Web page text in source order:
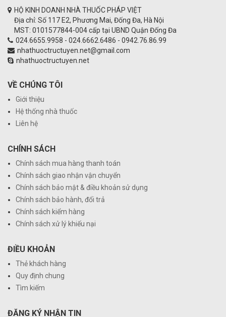
HỘ KINH DOANH NHÀ THUỐC PHÁP VIỆT
Địa chỉ: Số 117 E2, Phương Mai, Đống Đa, Hà Nội
MST: 0101577844-004 cấp tại UBND Quận Đống Đa
024.6655.9958 - 024.6662.6486 - 0942.76.86.99
nhathuoctructuyen.net@gmail.com
nhathuoctructuyen.net
VỀ CHÚNG TÔI
Giới thiệu
Hệ thống nhà thuốc
Liên hệ
CHÍNH SÁCH
Chính sách mua hàng thanh toán
Chính sách giao nhận vận chuyển
Chính sách bảo mật & điều khoản sử dụng
Chính sách bảo hành, đổi trả
Chính sách kiểm hàng
Chính sách xử lý khiếu nại
ĐIỀU KHOẢN
Thẻ khách hàng
Quy định chung
Tìm kiếm
ĐĂNG KÝ NHẬN TIN